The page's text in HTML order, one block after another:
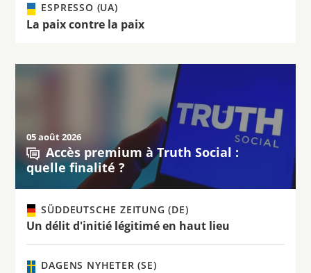
ESPRESSO (UA)
La paix contre la paix
05 août 2026
Accès premium à Truth Social :
quelle finalité ?
SÜDDEUTSCHE ZEITUNG (DE)
Un délit d'initié légitimé en haut lieu
DAGENS NYHETER (SE)